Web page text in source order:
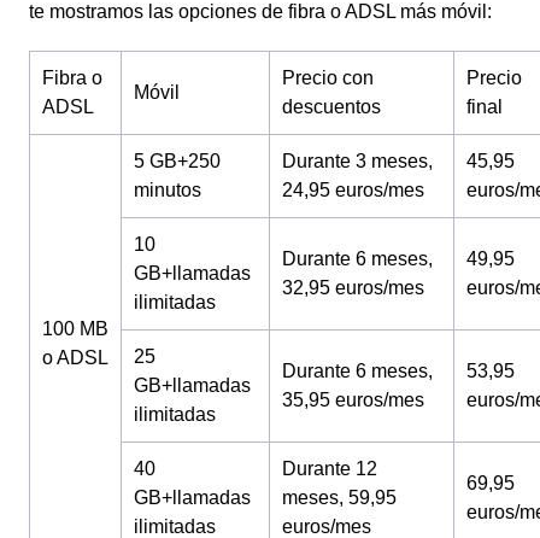
te mostramos las opciones de fibra o ADSL más móvil:
Fibra o
ADSL
Móvil
Precio con
descuentos
Precio
final
100 MB
o ADSL
5 GB+250
minutos
Durante 3 meses,
24,95 euros/mes
45,95
euros/
10
GB+llamadas
ilimitadas
Durante 6 meses,
32,95 euros/mes
49,95
euros/
25
GB+llamadas
ilimitadas
Durante 6 meses,
35,95 euros/mes
53,95
euros/
40
GB+llamadas
ilimitadas
Durante 12
meses, 59,95
euros/mes
69,95
euros/